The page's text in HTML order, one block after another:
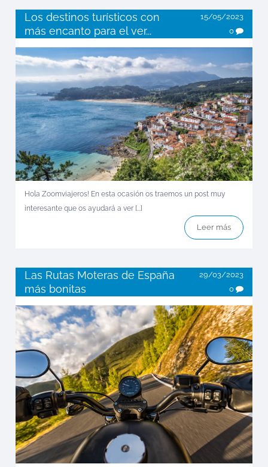
Los destinos turísticos con
más encanto para el ver...
15/05/2023
0
Hola Zoomviajeros! En esta ocasión os traemos un post muy
interesante que os ayudará a ver [...]
Leer más
Las Rutas Moteras de España
más bonitas
29/03/2023
0